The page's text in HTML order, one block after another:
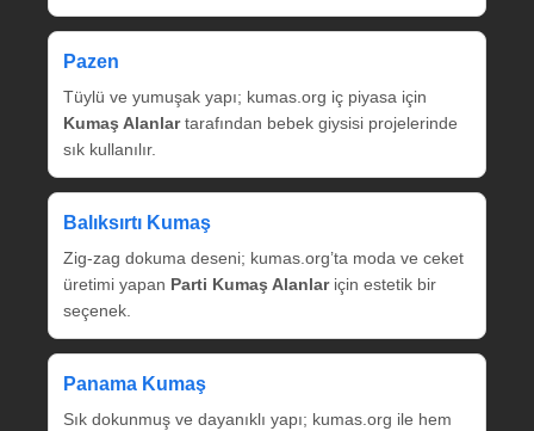
Pazen
Tüylü ve yumuşak yapı; kumas.org iç piyasa için
Kumaş Alanlartarafından bebek giysisi projelerinde
sık kullanılır.
Balıksırtı Kumaş
Zig‑zag dokuma deseni; kumas.org’ta moda ve ceket
üretimi yapan Parti Kumaş Alanlariçin estetik bir
seçenek.
Panama Kumaş
Sık dokunmuş ve dayanıklı yapı; kumas.org ile hem